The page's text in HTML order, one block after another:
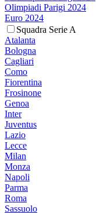
Olimpiadi Parigi 2024
Euro 2024
Squadra Serie A
Atalanta
Bologna
Cagliari
Como
Fiorentina
Frosinone
Genoa
Inter
Juventus
Lazio
Lecce
Milan
Monza
Napoli
Parma
Roma
Sassuolo